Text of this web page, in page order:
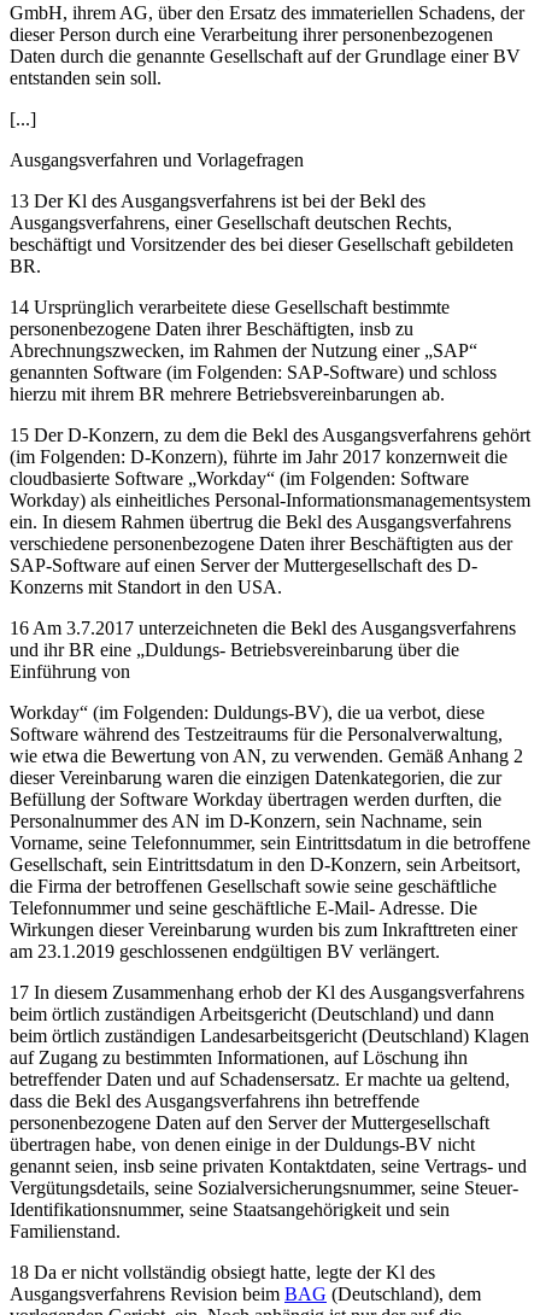
GmbH, ihrem AG, über den Ersatz des immateriellen Schadens, der
dieser Person durch eine Verarbeitung ihrer personenbezogenen
Daten durch die genannte Gesellschaft auf der Grundlage einer BV
entstanden sein soll.
[...]
Ausgangsverfahren und Vorlagefragen
13 Der Kl des Ausgangsverfahrens ist bei der Bekl des
Ausgangsverfahrens, einer Gesellschaft deutschen Rechts,
beschäftigt und Vorsitzender des bei dieser Gesellschaft gebildeten
BR.
14 Ursprünglich verarbeitete diese Gesellschaft bestimmte
personenbezogene Daten ihrer Beschäftigten, insb zu
Abrechnungszwecken, im Rahmen der Nutzung einer „SAP“
genannten Software (im Folgenden: SAP-Software) und schloss
hierzu mit ihrem BR mehrere Betriebsvereinbarungen ab.
15 Der D-Konzern, zu dem die Bekl des Ausgangsverfahrens gehört
(im Folgenden: D-Konzern), führte im Jahr 2017 konzernweit die
cloudbasierte Software „Workday“ (im Folgenden: Software
Workday) als einheitliches Personal-Informationsmanagementsystem
ein. In diesem Rahmen übertrug die Bekl des Ausgangsverfahrens
verschiedene personenbezogene Daten ihrer Beschäftigten aus der
SAP-Software auf einen Server der Muttergesellschaft des D-
Konzerns mit Standort in den USA.
16 Am 3.7.2017 unterzeichneten die Bekl des Ausgangsverfahrens
und ihr BR eine „Duldungs- Betriebsvereinbarung über die
Einführung von
Workday“ (im Folgenden: Duldungs-BV), die ua verbot, diese
Software während des Testzeitraums für die Personalverwaltung,
wie etwa die Bewertung von AN, zu verwenden. Gemäß Anhang 2
dieser Vereinbarung waren die einzigen Datenkategorien, die zur
Befüllung der Software Workday übertragen werden durften, die
Personalnummer des AN im D-Konzern, sein Nachname, sein
Vorname, seine Telefonnummer, sein Eintrittsdatum in die betroffene
Gesellschaft, sein Eintrittsdatum in den D-Konzern, sein Arbeitsort,
die Firma der betroffenen Gesellschaft sowie seine geschäftliche
Telefonnummer und seine geschäftliche E-Mail- Adresse. Die
Wirkungen dieser Vereinbarung wurden bis zum Inkrafttreten einer
am 23.1.2019 geschlossenen endgültigen BV verlängert.
17 In diesem Zusammenhang erhob der Kl des Ausgangsverfahrens
beim örtlich zuständigen Arbeitsgericht (Deutschland) und dann
beim örtlich zuständigen Landesarbeitsgericht (Deutschland) Klagen
auf Zugang zu bestimmten Informationen, auf Löschung ihn
betreffender Daten und auf Schadensersatz. Er machte ua geltend,
dass die Bekl des Ausgangsverfahrens ihn betreffende
personenbezogene Daten auf den Server der Muttergesellschaft
übertragen habe, von denen einige in der Duldungs-BV nicht
genannt seien, insb seine privaten Kontaktdaten, seine Vertrags- und
Vergütungsdetails, seine Sozialversicherungsnummer, seine Steuer-
Identifikationsnummer, seine Staatsangehörigkeit und sein
Familienstand.
18 Da er nicht vollständig obsiegt hatte, legte der Kl des
Ausgangsverfahrens Revision beim BAG (Deutschland), dem